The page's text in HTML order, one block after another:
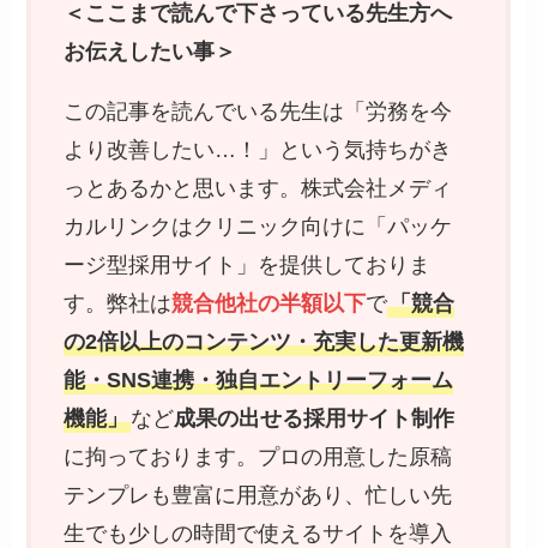
＜ここまで読んで下さっている先生方へ
お伝えしたい事＞
この記事を読んでいる先生は「労務を今
より改善したい…！」という気持ちがき
っとあるかと思います。株式会社メディ
カルリンクはクリニック向けに「パッケ
ージ型採用サイト」を提供しておりま
す。弊社は競合他社の半額以下で「競合
の2倍以上のコンテンツ・充実した更新機
能・SNS連携・独自エントリーフォーム
機能」など成果の出せる採用サイト制作
に拘っております。プロの用意した原稿
テンプレも豊富に用意があり、忙しい先
生でも少しの時間で使えるサイトを導入